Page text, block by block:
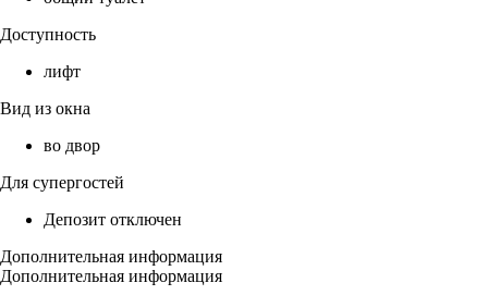
Доступность
лифт
Вид из окна
во двор
Для супергостей
Депозит отключен
Дополнительная информация
Дополнительная информация